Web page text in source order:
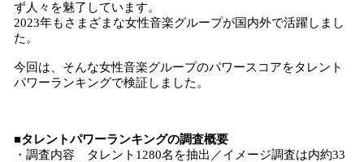
ず人々を魅了しています。
2023年もさまざまな女性音楽グループが国内外で活躍しまし
た。
今回は、そんな女性音楽グループのパワースコアをタレント
パワーランキングで検証しました。
■タレントパワーランキングの調査概要
・調査内容 タレント1280名を抽出／イメージ調査は内約33